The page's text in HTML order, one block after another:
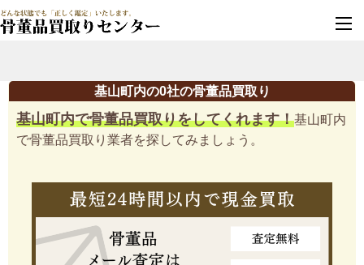
基山町内の0社の骨董品買取り
基山町内で骨董品買取りをしてくれます！基山町内
で骨董品買取り業者を探してみましょう。